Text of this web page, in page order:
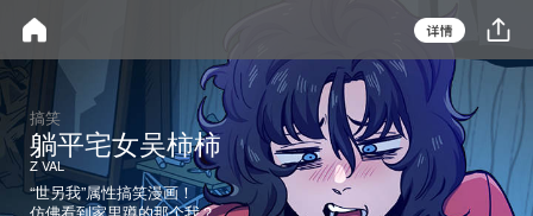
搞笑
躺平宅女吴柿柿
Z VAL
“世另我”属性搞笑漫画！